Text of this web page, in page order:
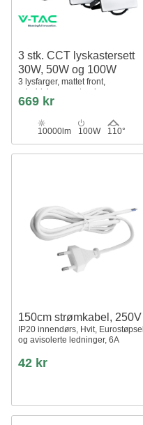
3 stk. CCT lyskastersett
30W, 50W og 100W
3 lysfarger, mattet front,
arbeidslampe, utendørs
669 kr
10000lm 100W 110°
150cm strømkabel, 250V
IP20 innendørs, Hvit, Eurostøpsel
og avisolerte ledninger, 6A
42 kr